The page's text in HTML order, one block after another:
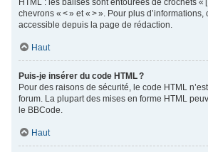
HTML : les balises sont entourées de crochets «
chevrons « < » et « > ». Pour plus
accessible depuis la page de rédaction.
Haut
Puis-je insérer du code HTML ?
Pour des raisons de sécurité, le code HTML
forum. La plupart des mises en forme HTML
le BBCode.
Haut